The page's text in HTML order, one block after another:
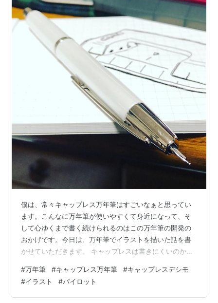
僕は、常々キャップレス万年筆はすごいなぁと思ってい
ます。こんなに万年筆が使いやすくて身近になって、そ
して心ゆくまで書く続けられるのはこの万年筆の開発の
おかげです。今日は、万年筆でイラストを描いた話を書
かせていただきます。 キャップレスは書きにくいのか？
高です キャップレス万年筆の歴史 あわせて読んで欲しい
僕の文房具ブログ キャップレスは書きにくいのか？ 万年
筆を使うようになったにもかかわらず「キャップレス万
#万年筆 #キャップレス万年筆 #キャップレスデシモ
#イラスト #パイロット